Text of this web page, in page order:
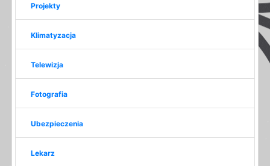
Projekty
Klimatyzacja
Telewizja
Fotografia
Ubezpieczenia
Lekarz